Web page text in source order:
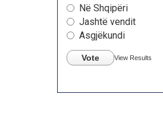
Në Shqipëri
Jashtë vendit
Asgjëkundi
Vote View Results